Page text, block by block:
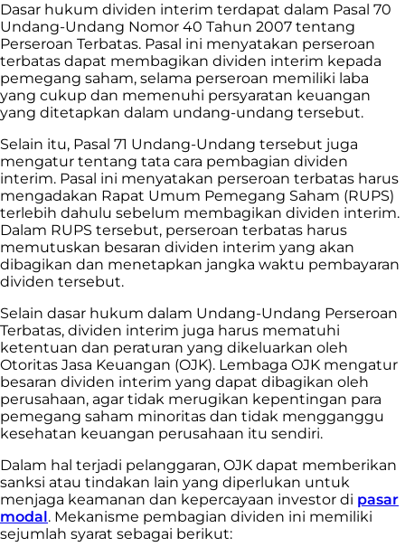
Dasar hukum dividen interim terdapat dalam Pasal 70
Undang-Undang Nomor 40 Tahun 2007 tentang
Perseroan Terbatas. Pasal ini menyatakan perseroan
terbatas dapat membagikan dividen interim kepada
pemegang saham, selama perseroan memiliki laba
yang cukup dan memenuhi persyaratan keuangan
yang ditetapkan dalam undang-undang tersebut.
Selain itu, Pasal 71 Undang-Undang tersebut juga
mengatur tentang tata cara pembagian dividen
interim. Pasal ini menyatakan perseroan terbatas harus
mengadakan Rapat Umum Pemegang Saham (RUPS)
terlebih dahulu sebelum membagikan dividen interim.
Dalam RUPS tersebut, perseroan terbatas harus
memutuskan besaran dividen interim yang akan
dibagikan dan menetapkan jangka waktu pembayaran
dividen tersebut.
Selain dasar hukum dalam Undang-Undang Perseroan
Terbatas, dividen interim juga harus mematuhi
ketentuan dan peraturan yang dikeluarkan oleh
Otoritas Jasa Keuangan (OJK). Lembaga OJK mengatur
besaran dividen interim yang dapat dibagikan oleh
perusahaan, agar tidak merugikan kepentingan para
pemegang saham minoritas dan tidak mengganggu
kesehatan keuangan perusahaan itu sendiri.
Dalam hal terjadi pelanggaran, OJK dapat memberikan
sanksi atau tindakan lain yang diperlukan untuk
menjaga keamanan dan kepercayaan investor di pasar
modal. Mekanisme pembagian dividen ini memiliki
sejumlah syarat sebagai berikut: